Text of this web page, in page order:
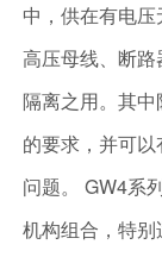
中，供在有电
高压母线、断
隔离之用。其
的要求，并可
问题。 GW4系
机构组合，特